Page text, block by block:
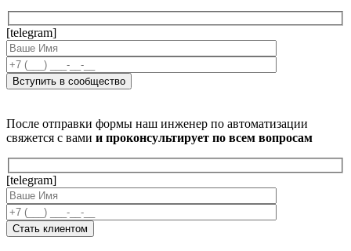
[telegram]
После отправки формы наш инженер по автоматизации
свяжется с вами и проконсультирует по всем вопросам
[telegram]